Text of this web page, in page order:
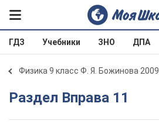
ГДЗ Учебники ЗНО ДПА
Физика 9 класс Ф. Я. Божинова 2009
Раздел Вправа 11